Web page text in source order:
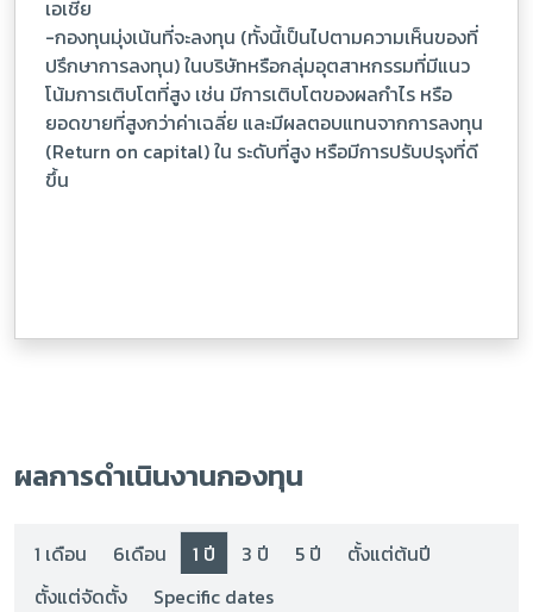
เอเชีย
-กองทุนมุ่งเน้นที่จะลงทุน (ทั้งนี้เป็นไปตามความเห็นของที่
ปรึกษาการลงทุน) ในบริษัทหรือกลุ่มอุตสาหกรรมที่มีแนว
โน้มการเติบโตที่สูง เช่น มีการเติบโตของผลกำไร หรือ
ยอดขายที่สูงกว่าค่าเฉลี่ย และมีผลตอบแทนจากการลงทุน
(Return on capital) ใน ระดับที่สูง หรือมีการปรับปรุงที่ดี
ขึ้น
ผลการดำเนินงานกองทุน
1 เดือน 6เดือน 1 ปี 3 ปี 5 ปี
ตั้งแต่ต้นปี
ตั้งแต่จัดตั้ง
Specific dates